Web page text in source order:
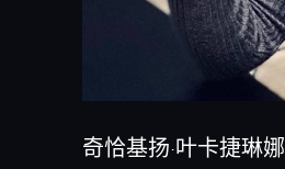
奇恰基扬·叶卡捷琳娜